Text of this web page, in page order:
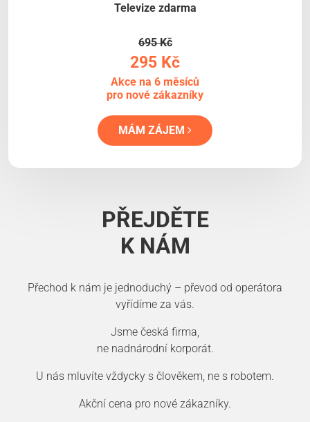
Televize zdarma
695 Kč
295 Kč
Akce na 6 měsíců
pro nové zákazníky
MÁM ZÁJEM
PŘEJDĚTE
K NÁM
Přechod k nám je jednoduchý – převod od operátora
vyřídíme za vás.
Jsme česká firma,
ne nadnárodní korporát.
U nás mluvíte vždycky s člověkem, ne s robotem.
Akční cena pro nové zákazníky.